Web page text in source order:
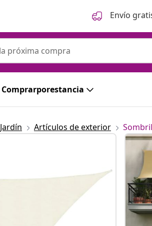
Envío
Comprarporestancia
Jardín Artículos de exterior